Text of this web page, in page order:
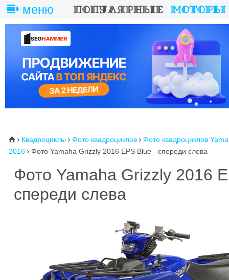
меню
⌂  Квадроциклы  Фото квадроциклов  Фото квадроциклов
2016  Фото Yamaha Grizzly 2016 EPS Blue - спереди слева
Фото Yamaha Grizzly 2016
спереди слева